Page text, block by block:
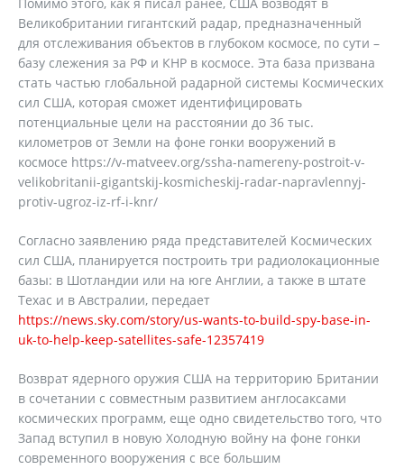
Великобритании гигантский радар, предназначенный
для отслеживания объектов в глубоком космосе, по сути –
базу слежения за РФ и КНР в космосе. Эта база призвана
стать частью глобальной радарной системы Космических
сил США, которая сможет идентифицировать
потенциальные цели на расстоянии до 36 тыс.
километров от Земли на фоне гонки вооружений в
космосе https://v-matveev.org/ssha-namereny-postroit-v-
velikobritanii-gigantskij-kosmicheskij-radar-napravlennyj-
protiv-ugroz-iz-rf-i-knr/
Согласно заявлению ряда представителей Космических
сил США, планируется построить три радиолокационные
базы: в Шотландии или на юге Англии, а также в штате
Техас и в Австралии, передает
https://news.sky.com/story/us-wants-to-build-spy-base-in-
uk-to-help-keep-satellites-safe-12357419
Возврат ядерного оружия США на территорию Британии
в сочетании с совместным развитием англосаксами
космических программ, еще одно свидетельство того, что
Запад вступил в новую Холодную войну на фоне гонки
современного вооружения с все большим